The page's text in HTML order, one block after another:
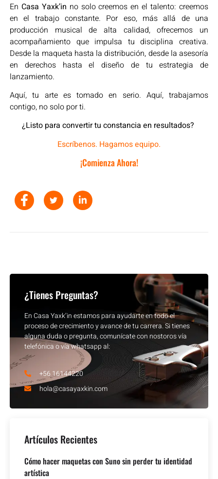
En Casa Yaxk’in no solo creemos en el talento: creemos
en el trabajo constante. Por eso, más allá de una
producción musical de alta calidad, ofrecemos un
acompañamiento que impulsa tu disciplina creativa.
Desde la maqueta hasta la distribución, desde la asesoría
en derechos hasta el diseño de tu estrategia de
lanzamiento.
Aquí, tu arte es tomado en serio. Aquí, trabajamos
contigo, no solo por ti.
¿Listo para convertir tu constancia en resultados?
Escríbenos. Hagamos equipo.
¡Comienza Ahora!
¿Tienes Preguntas?
En Casa Yaxk’in estamos para ayudarte en todo el
proceso de crecimiento y avance de tu carrera. Si tienes
alguna duda o pregunta, comunícate con nostoros vía
telefónica o vía whatsapp al:
+56 16144220
hola@casayaxkin.com
Artículos Recientes
Cómo hacer maquetas con Suno sin perder tu identidad
artística